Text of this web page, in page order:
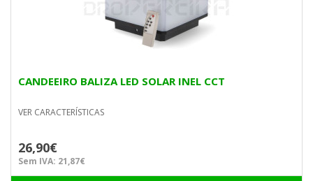
CANDEEIRO BALIZA LED SOLAR INEL CCT
VER CARACTERÍSTICAS
26,90€
Sem IVA: 21,87€